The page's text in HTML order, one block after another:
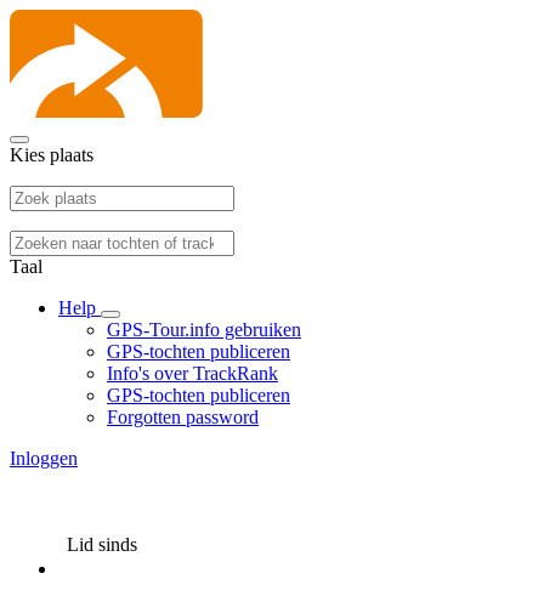
Kies plaats
Taal
Help
GPS-Tour.info gebruiken
GPS-tochten publiceren
Info's over TrackRank
GPS-tochten publiceren
Forgotten password
Inloggen
Lid sinds